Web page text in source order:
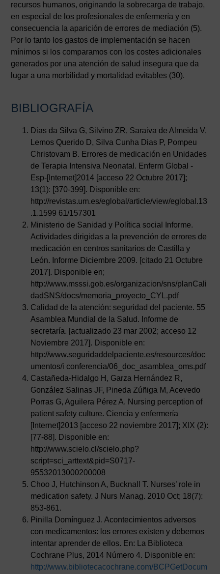
recursos humanos, originando la sobrecarga de trabajo,
en especial de los profesionales de enfermería y en
consecuencia la aparición de errores de mediación (5).
Por lo tanto los gastos de implementación se hacen
mínimos si los comparamos con los costes adicionales
generados por una atención de salud insegura que da
lugar a una morbilidad y mortalidad evitables (30).
BIBLIOGRAFÍA
Dias da Silva G, Silvino ZR, Saraiva de Almeida V,
Lemos Querido D, Silva Cunha Dias P, Pompeu
Christovam B. Errores de medicación en Unidades
de Terapia Intensiva Neonatal. Enferm Global -
Esp-[Internet]2014 [acceso 22 Octubre 2017];
13(1): [370-399]. Disponible en:
http://revistas.um.es/eglobal/article/view/eglobal.13
.1.1599 61/157301
Ministerio de Sanidad y Política social Informe.
Actividades dirigidas a la prevención de errores de
medicación en centros sanitarios de Castilla y
León. Informe Diciembre 2009. [citado 21 Octubre
2017]. Disponible en;
http://www.msssi.gob.es/organizacion/sns/planCali
dadSNS/docs/memoria_proyecto_CYL.pdf
Calidad de la atención: seguridad del paciente. 55
Asamblea Mundial de la Salud. Informe de
secretaría. [actualizado 23 mar 2002; acceso 12
Noviembre 2017]. Disponible en:
http://www.seguridaddelpaciente.es/resources/doc
umentos/i conferencia/06_doc_asamblea_oms.pdf
Castañeda-Hidalgo H, Garza Hernández R,
González Salinas JF, Pineda Zúñiga M, Acevedo
Porras G, Aguilera Pérez A. Nursing perception of
patient safety culture. Ciencia y enfermería
[Internet]2013 [acceso 22 noviembre 2017]; XIX (2):
[77-88]. Disponible en:
http://www.scielo.cl/scielo.php?
script=sci_arttext&pid=S0717-
95532013000200008
Choo J, Hutchinson A, Bucknall T. Nurses’ role in
medication safety. J Nurs Manag. 2010 Oct; 18(7):
853-861.
Pinilla Domínguez J. Acontecimientos adversos
con medicamentos: los errores existen y debemos
intentar aprender de ellos. En: La Biblioteca
Cochrane Plus, 2014 Número 4. Disponible en:
http://www.bibliotecacochrane.com/BCPGetDocum